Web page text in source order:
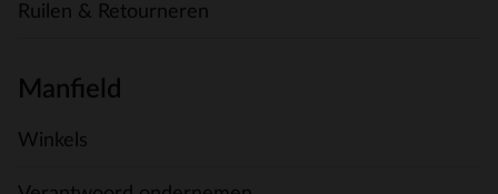
Ruilen & Retourneren
Manfield
Winkels